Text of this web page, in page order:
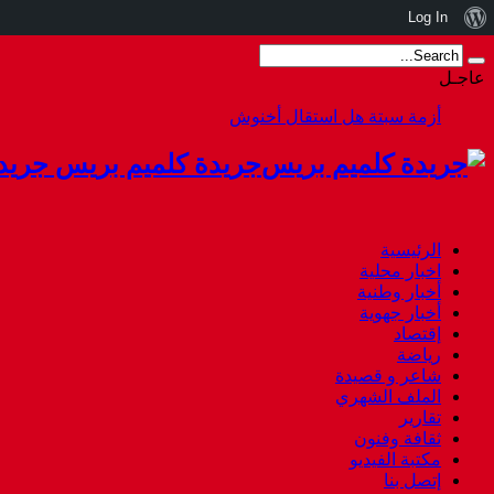
عاجـل
أزمة سبتة هل استقال أخنوش أم هرب.
جريدة كلميم بريس
الرئيسية
اخبار محلية
أخبار وطنية
أخبار جهوية
إقتصاد
رياضة
شاعر و قصيدة
الملف الشهري
تقارير
ثقافة وفنون
مكتبة الفيديو
إتصل بنا
نبذة
عن
ووردبريس
Log In